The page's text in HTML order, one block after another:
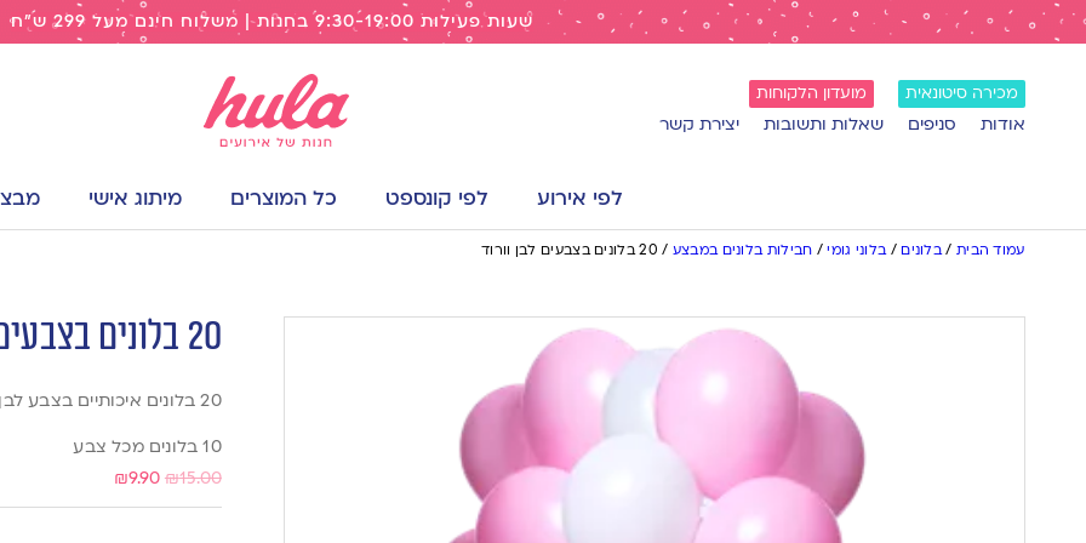
שעות פעילות 9:30-19:00 בחנות | משלוח חינם מעל 299 ש"ח
מכירה סיטונאית מועדון הלקוחות
אודות סניפים שאלות ותשובות יצירת קשר
לפי אירוע לפי קונספט כל המוצרים מיתוג אישי
עמוד הבית /בלונים /בלוני גומי/ חבילות בלונים במבצע / 20 בלונים בצבעים לבן וורוד
20 בלונים בצבעים לבן וורוד
20 בלונים איכותיים בצבע לבן וורוד
10 בלונים מכל צבע
₪15.00
₪9.90